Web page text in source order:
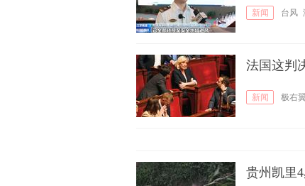
新闻 台风
法国这判
新闻 极右
贵州凯里